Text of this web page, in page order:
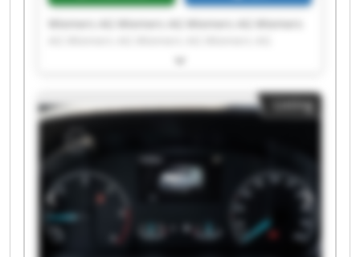
Wiemers AG Wiemers AG Wiemers AG Wiemers
Wiemers AG Wiemers AG Wiemers AG Wiemers
Wiemers AG Wiemers AG Wiemers AG Wiemers
AG Wiemers AG Wiemers AG
Listing